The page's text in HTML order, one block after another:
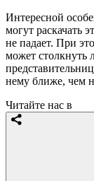
Интересной
могут раскачать
не падает. При
может столкнуть
нему ближе, чем
Читайте нас в